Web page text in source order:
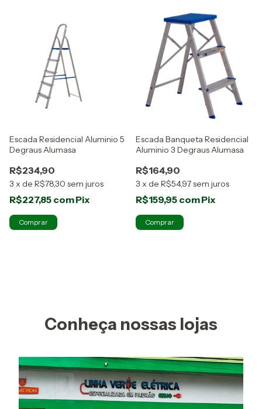
Escada Residencial Aluminio 5
Degraus Alumasa
R$234,90
3 x de R$78,30 sem juros
R$227,85 comPix
Escada Banqueta Residencial
Aluminio 3 Degraus Alumasa
R$164,90
3 x de R$54,97sem juros
R$159,95 comPix
Conheça nossas lojas